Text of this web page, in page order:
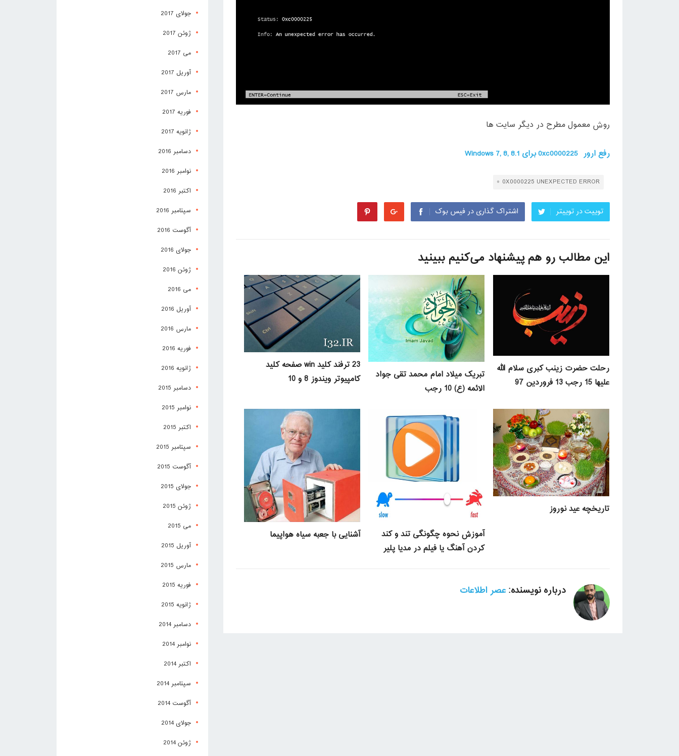
روش معمول مطرح در دیگر سایت ها
رفع ارور 0xc0000225 برای Windows 7, 8, 8.1
0X0000225 UNEXPECTED ERROR
توییت در توییتر اشتراک گذاری در فیس بوک
این مطالب رو هم پیشنهاد می‌کنیم ببینید
رحلت حضرت زینب کبری سلام الله
علیها 15 رجب 13 فروردین 97
تبریک میلاد امام محمد تقی جواد
الائمه (ع) 10 رجب
23 ترفند کلید win صفحه کلید
کامپیوتر ویندوز 8 و 10
تاریخچه عید نوروز
آموزش نحوه چگونگی تند و کند
کردن آهنگ یا فیلم در مدیا پلیر
آشنایی با جعبه سیاه هواپیما
درباره نویسنده:عصر اطلاعات
جولای 2017
ژوئن 2017
می 2017
آوریل 2017
مارس 2017
فوریه 2017
ژانویه 2017
دسامبر 2016
نوامبر 2016
اکتبر 2016
سپتامبر 2016
آگوست 2016
جولای 2016
ژوئن 2016
می 2016
آوریل 2016
مارس 2016
فوریه 2016
ژانویه 2016
دسامبر 2015
نوامبر 2015
اکتبر 2015
سپتامبر 2015
آگوست 2015
جولای 2015
ژوئن 2015
می 2015
آوریل 2015
مارس 2015
فوریه 2015
ژانویه 2015
دسامبر 2014
نوامبر 2014
اکتبر 2014
سپتامبر 2014
آگوست 2014
جولای 2014
ژوئن 2014